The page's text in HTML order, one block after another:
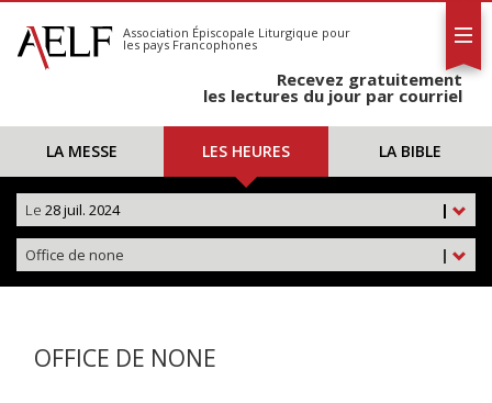
S'abonner
Calendrier
Association Épiscopale Liturgique pour
les pays Francophones
Recevez gratuitement
les lectures du jour par courriel
LA MESSE LES HEURES LA BIBLE
|
Le 28 juil. 2024
|
Office de none
OFFICE DE NONE